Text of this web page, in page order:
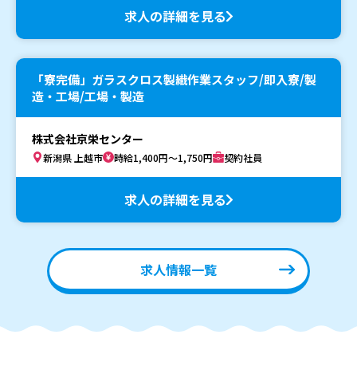
求人の詳細を見る
「寮完備」ガラスクロス製織作業スタッフ/即入寮/製
造・工場/工場・製造
株式会社京栄センター
新潟県 上越市 時給1,400円～1,750円 契約社員
求人の詳細を見る
求人情報一覧